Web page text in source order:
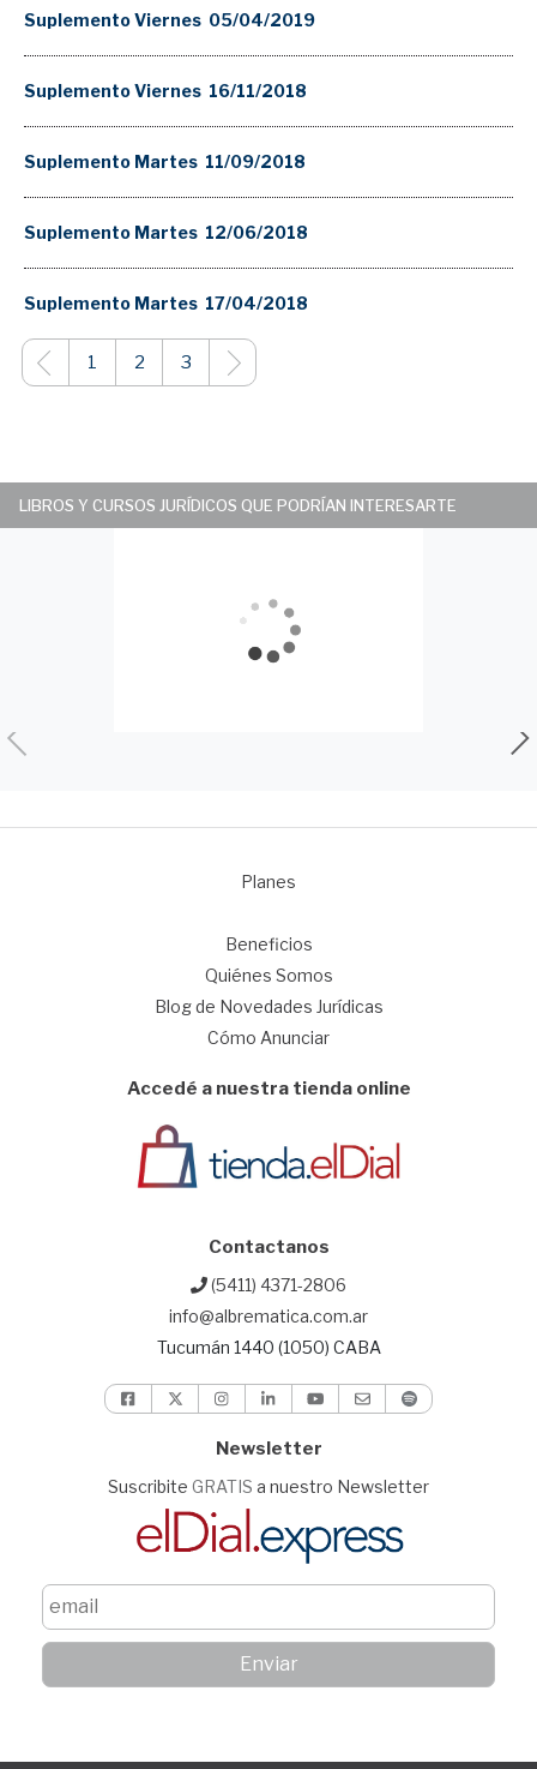
Suplemento Viernes 05/04/2019
Suplemento Viernes 16/11/2018
Suplemento Martes 11/09/2018
Suplemento Martes 12/06/2018
Suplemento Martes 17/04/2018
1 2 3
LIBROS Y CURSOS JURÍDICOS QUE PODRÍAN INTERESARTE
Planes
Beneficios
Quiénes Somos
Blog de Novedades Jurídicas
Cómo Anunciar
Accedé a nuestra tienda online
Contactanos
(5411) 4371-2806
info@albrematica.com.ar
Tucumán 1440 (1050) CABA
Newsletter
Suscribite GRATIS a nuestro Newsletter